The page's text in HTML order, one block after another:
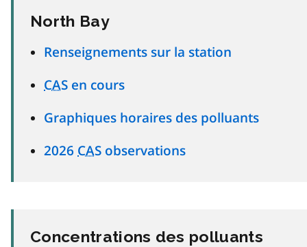
North Bay
Renseignements sur la station
CAS en cours
Graphiques horaires des polluants
2026 CAS observations
Concentrations des polluants